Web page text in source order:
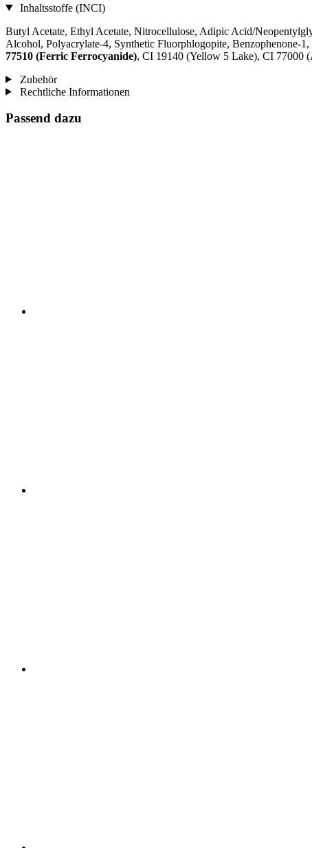
Inhaltsstoffe (INCI)
Butyl Acetate, Ethyl Acetate, Nitrocellulose, Adipic Acid/
Alcohol, Polyacrylate-4, Synthetic Fluorphlogopite,
77510 (Ferric Ferrocyanide), CI 19140 (Yellow 5 Lake), CI 77000
Zubehör
Rechtliche Informationen
Passend dazu